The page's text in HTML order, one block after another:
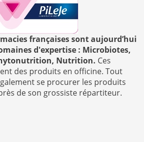
françaises sont aujourd’hui
d'expertise : Microbiotes,
Nutrition. Ces
des produits en officine. Tout
se procurer les produits
de son grossiste répartiteur.